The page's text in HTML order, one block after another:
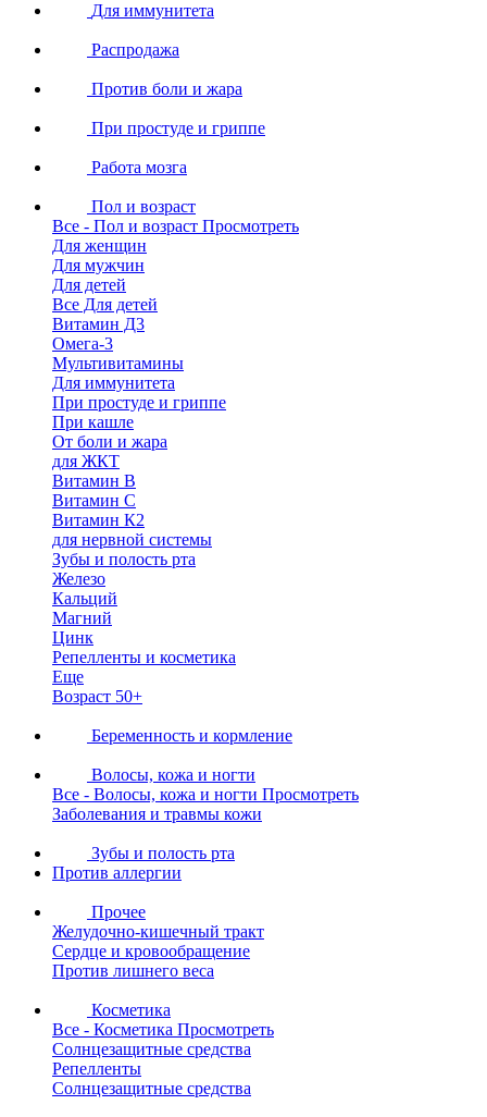
Для иммунитета
Распродажа
Против боли и жара
При простуде и гриппе
Работа мозга
Пол и возраст
Все - Пол и возраст Просмотреть
Для женщин
Для мужчин
Для детей
Все Для детей
Витамин Д3
Омега-3
Мультивитамины
Для иммунитета
При простуде и гриппе
При кашле
От боли и жара
для ЖКТ
Витамин В
Витамин С
Витамин К2
для нервной системы
Зубы и полость рта
Железо
Кальций
Магний
Цинк
Репелленты и косметика
Еще
Возраст 50+
Беременность и кормление
Волосы, кожа и ногти
Все - Волосы, кожа и ногти Просмотреть
Заболевания и травмы кожи
Зубы и полость рта
Против аллергии
Прочее
Желудочно-кишечный тракт
Сердце и кровообращение
Против лишнего веса
Косметика
Все - Косметика Просмотреть
Солнцезащитные средства
Репелленты
Солнцезащитные средства